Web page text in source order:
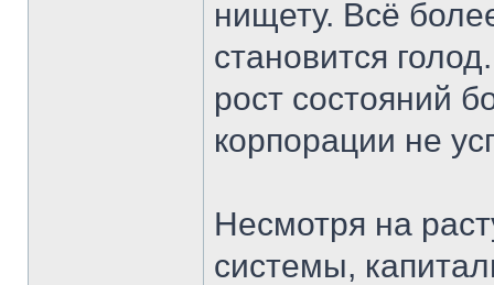
нищету. Всё
становится
рост состояний
корпорации не
Несмотря на
системы,